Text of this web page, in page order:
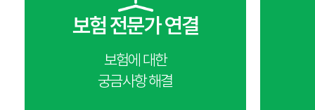
보험 전문가 연결
보험에 대한
궁금사항 해결